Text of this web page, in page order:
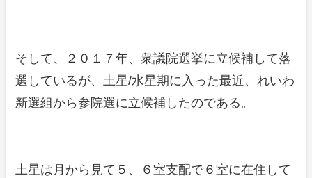
そして、２０１７年、衆議院選挙に立候補して落
選しているが、土星/水星期に入った最近、れいわ
新選組から参院選に立候補したのである。
土星は月から見て５、６室支配で６室に在住して